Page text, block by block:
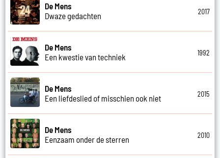
De Mens
Dwaze gedachten
2017
De Mens
Een kwestie van techniek
1992
De Mens
Een liefdeslied of misschien ook niet
2015
De Mens
Eenzaam onder de sterren
2010